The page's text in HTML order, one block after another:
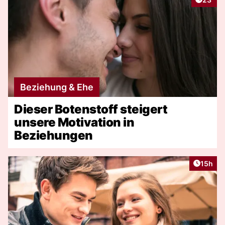
Beziehung & Ehe
Dieser Botenstoff steigert
unsere Motivation in
Beziehungen
Artikel
15h